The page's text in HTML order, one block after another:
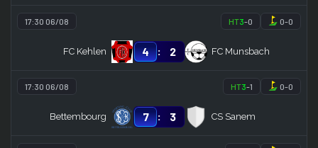
17:30 06/08 HT3-0 0-0
FC Kehlen 4 : 2 FC Munsbach
17:30 06/08 HT3-1 0-0
Bettembourg 7 : 3 CS Sanem